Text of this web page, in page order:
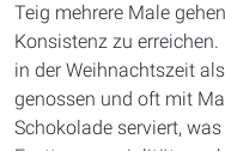
Teig mehrere Male
Konsistenz zu
in der Weihnachtszeit
genossen und oft mit
Schokolade serviert,